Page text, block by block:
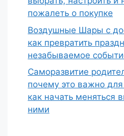
пожалеть о покупке
Воздушные Шары с
как превратить
незабываемое
Саморазвитие
почему это важно
как начать меняться
ними